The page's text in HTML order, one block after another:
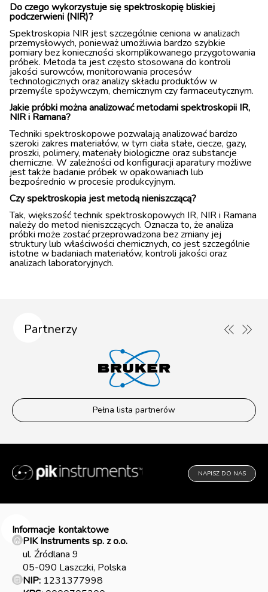
Do czego wykorzystuje się spektroskopię bliskiej
podczerwieni (NIR)?
Spektroskopia NIR jest szczególnie ceniona w analizach
przemysłowych, ponieważ umożliwia bardzo szybkie
pomiary bez konieczności skomplikowanego przygotowania
próbek. Metoda ta jest często stosowana do kontroli
jakości surowców, monitorowania procesów
technologicznych oraz analizy składu produktów w
przemyśle spożywczym, chemicznym czy farmaceutycznym.
Jakie próbki można analizować metodami spektroskopii IR,
NIR i Ramana?
Techniki spektroskopowe pozwalają analizować bardzo
szeroki zakres materiałów, w tym ciała stałe, ciecze, gazy,
proszki, polimery, materiały biologiczne oraz substancje
chemiczne. W zależności od konfiguracji aparatury możliwe
jest także badanie próbek w opakowaniach lub
bezpośrednio w procesie produkcyjnym.
Czy spektroskopia jest metodą nieniszczącą?
Tak, większość technik spektroskopowych IR, NIR i Ramana
należy do metod nieniszczących. Oznacza to, że analiza
próbki może zostać przeprowadzona bez zmiany jej
struktury lub właściwości chemicznych, co jest szczególnie
istotne w badaniach materiałów, kontroli jakości oraz
analizach laboratoryjnych.
Partnerzy
Pełna lista partnerów
NAPISZ DO NAS
Informacje kontaktowe
PIK Instruments sp. z o.o.
ul. Źródlana 9
05-090 Laszczki, Polska
NIP: 1231377998